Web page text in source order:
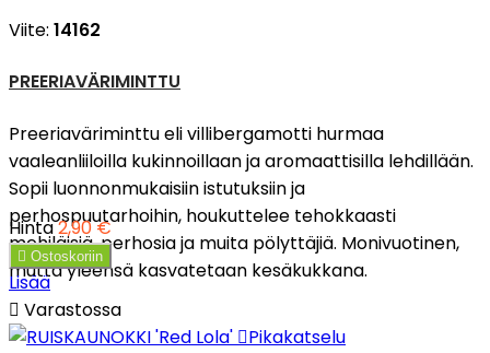
Viite: 14162
PREERIAVÄRIMINTTU
Preeriaväriminttu eli villibergamotti hurmaa
vaaleanliiloilla kukinnoillaan ja aromaattisilla lehdillään.
Sopii luonnonmukaisiin istutuksiin ja
perhospuutarhoihin, houkuttelee tehokkaasti
mehiläisiä, perhosia ja muita pölyttäjiä. Monivuotinen,
mutta yleensä kasvatetaan kesäkukkana.
Hinta2,90 €
 Ostoskoriin
Lisää
 Varastossa
Pikakatselu